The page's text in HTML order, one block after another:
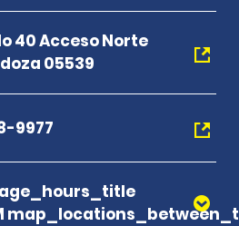
40 Acceso Norte
05539
9977